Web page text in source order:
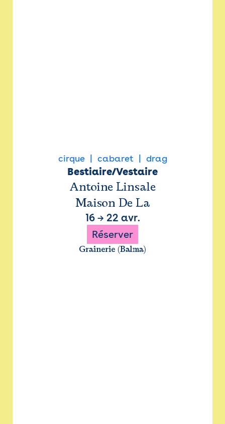
cirque cabaret drag
Bestiaire/Vestaire
Antoine Linsale
Maison De La
16→ 22 avr.
Réserver
Grainerie (Balma)